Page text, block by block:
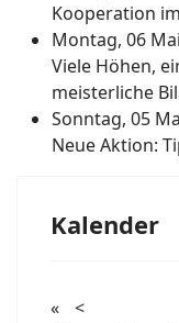
Kooperation
Montag, 06
Viele Höhen,
meisterliche
Sonntag, 05
Neue Aktion:
Kalender
« <